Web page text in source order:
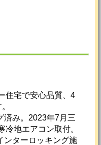
住宅で安心品質、4
済み。2023年7月三
地エアコン取付。
ンターロッキング施